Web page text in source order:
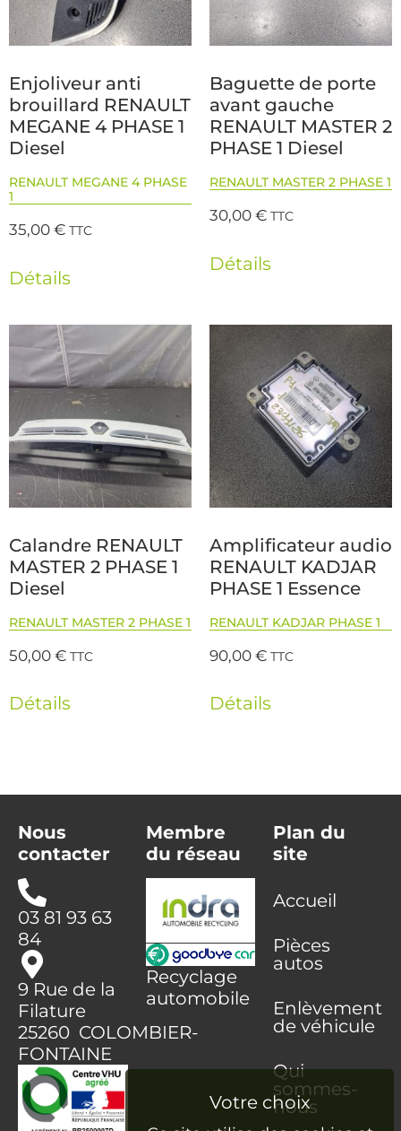
Enjoliveur anti
brouillard RENAULT
MEGANE 4 PHASE 1
Diesel
RENAULT MEGANE 4 PHASE
1
35,00€ TTC
Détails
Baguette de porte
avant gauche
RENAULT MASTER 2
PHASE 1 Diesel
RENAULT MASTER 2 PHASE 1
30,00€ TTC
Détails
Calandre RENAULT
MASTER 2 PHASE 1
Diesel
RENAULT MASTER 2 PHASE 1
50,00€ TTC
Détails
Amplificateur audio
RENAULT KADJAR
PHASE 1 Essence
RENAULT KADJAR PHASE 1
90,00€ TTC
Détails
Nous
contacter
03 81 93 63
84
9 Rue de la
Filature
25260 COLOMBIER-
FONTAINE
Membre
du réseau
Recyclage
automobile
Plan du
site
Accueil
Pièces
autos
Enlèvement
de véhicule
Qui
sommes-
nous